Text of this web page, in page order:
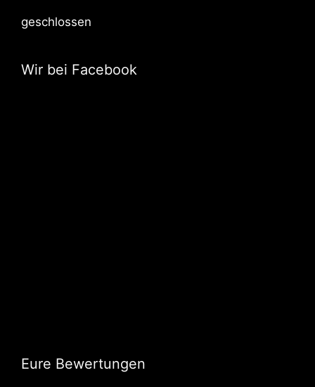
geschlossen
Wir bei Facebook
Eure Bewertungen